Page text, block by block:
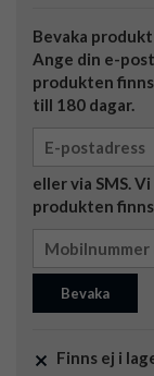
Bevaka produkt
Ange din e-
produkten
till 180 dagar.
eller via SMS.
produkten
Bevaka
Finns ej i